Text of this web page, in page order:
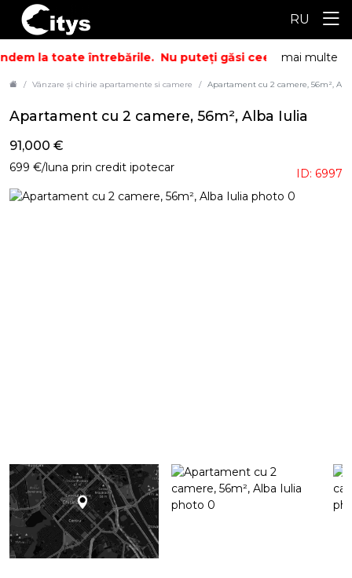
RU
la toate întrebările. Nu puteți găsi ceea ce căutați?
mai multe
Vânzare și chirie apartamente si camere Apartament cu 2 camere, 56m²,
Apartament cu 2 camere, 56m², Alba Iulia
ID: 6997
91,000 €
699 €/luna prin credit ipotecar